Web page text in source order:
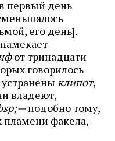
первый день
его день].
от тринадцати
говорилось
клипот,
владеют,
подобно тому,
пламени факела,